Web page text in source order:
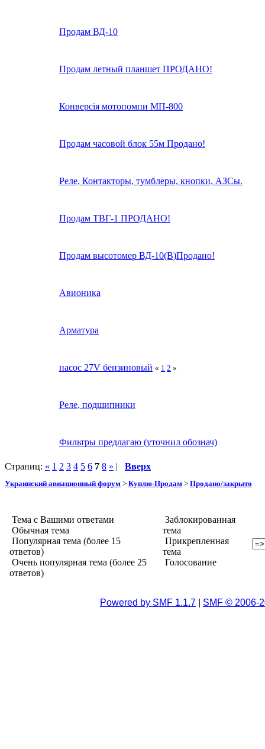
Продам ВД-10
Продам летный планшет ПРОДАНО!
Конверсія мотопомпи МП-800
Продам часовой блок 55м Продано!
Реле, Контакторы, тумблеры, кнопки, АЗСы.
Продам ТВГ-1 ПРОДАНО!
Продам высотомер ВД-10(В)Продано!
Авионика
Арматура
насос 27V бензиновый « 1 2 »
Реле, подшипники
Фильтры предлагаю (уточнил обознач)
Страниц: « 1 2 3 4 5 6 7 8 » | Вверх
Украинский авиационный форум > Куплю-Продам > Продано/закрыто
Тема с Вашими ответами
Обычная тема
Популярная тема (более 15
ответов)
Очень популярная тема (более 25
ответов)
Заблокированная
тема
Прикрепленная
тема
Голосование
Powered by SMF 1.1.7 SMF © 2006-